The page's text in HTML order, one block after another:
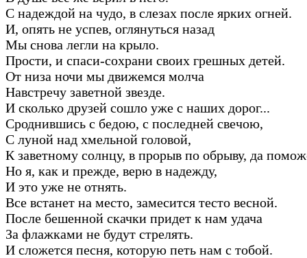
С надеждой на чудо, в слезах после ярких огней.
И, опять не успев, оглянуться назад
Мы снова легли на крыло.
Прости, и спаси-сохрани своих грешных детей.
От низа ночи мы движемся молча
Навстречу заветной звезде.
И сколько друзей сошло уже с наших дорог...
Сроднившись с бедою, с последней свечою,
С луной над хмельной головой,
К заветному солнцу, в прорыв по обрыву, да
Но я, как и прежде, верю в надежду,
И это уже не отнять.
Все встанет на место, замесится тесто весной.
После бешенной скачки придет к нам удача
За флажками не будут стрелять.
И сложется песня, которую петь нам с тобой.